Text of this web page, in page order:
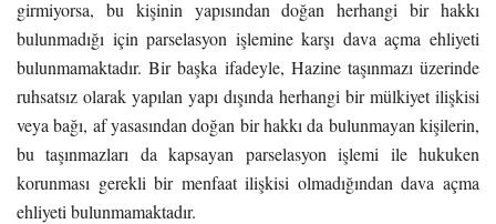
girmiyorsa, bu kişinin yapısından doğan herhangi bir hakkı
bulunmadığı için parselasyon işlemine karşı dava açma ehliyeti
bulunmamaktadır. Bir başka ifadeyle, Hazine taşınmazı üzerinde
ruhsatsız olarak yapılan yapı dışında herhangi bir mülkiyet ilişkisi
veya bağı, af yasasından doğan bir hakkı da bulunmayan kişilerin,
bu taşınmazları da kapsayan parselasyon işlemi ile hukuken
korunması gerekli bir menfaat ilişkisi olmadığından dava açma
ehliyeti bulunmamaktadır.